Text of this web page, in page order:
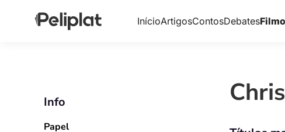
InícioArtigosContosDebates
Info
Papel